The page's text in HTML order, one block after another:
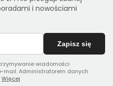
i nowościami
Zapisz się
wiadomości
mail. Administratorem danych
Więcej